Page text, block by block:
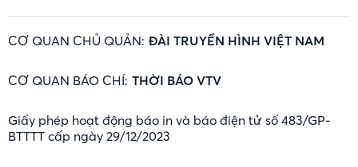
CƠ QUAN CHỦ QUẢN: ĐÀI TRUYỀN HÌNH VIỆT NAM
CƠ QUAN BÁO CHÍ: THỜI BÁO VTV
Giấy phép hoạt động báo in và báo điện tử số 483/GP-
BTTTT cấp ngày 29/12/2023